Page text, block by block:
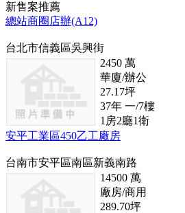
新售案推薦
總站商圈店辦(A12)
台北市信義區吳興街
2450 萬
華廈/辦公
27.17坪
37年 一/7樓
1 房2廳1衛
安平工業區450乙工廠房
台南市安平區南區新義南路
14500 萬
廠房/商用
289.70坪